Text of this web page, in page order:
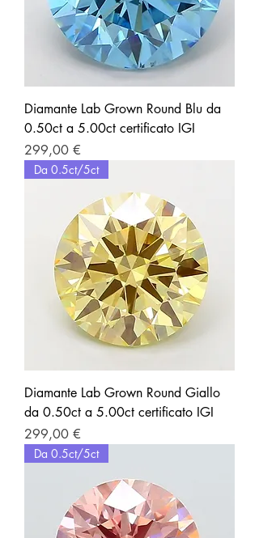
Diamante Lab Grown Round Blu da
0.50ct a 5.00ct certificato IGI
Prezzo
299,00 €
Da 0.5ct/5ct
Diamante Lab Grown Round Giallo
da 0.50ct a 5.00ct certificato IGI
Prezzo
299,00 €
Da 0.5ct/5ct